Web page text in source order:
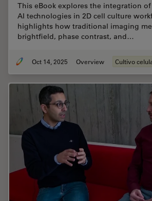
This eBook explores the integration
AI technologies in 2D cell culture
highlights how traditional imaging
brightfield, phase contrast, and…
Oct 14, 2025 Overview Cultivo